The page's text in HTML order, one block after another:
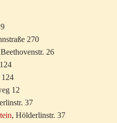
270
26
124
12
37
, Hölderlinstr. 37